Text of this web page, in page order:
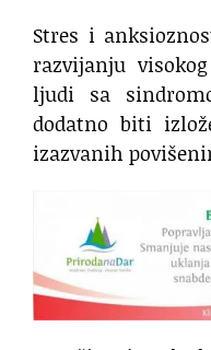
Stres i
razvijanju
ljudi sa
dodatno biti
izazvanih